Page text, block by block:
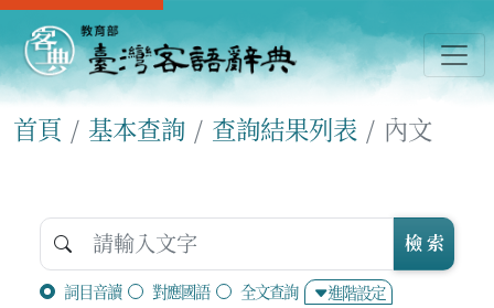
首頁 基本查詢 查詢結果列表 內文
詞目音讀 對應國語 全文查詢 進階設定
檢 索